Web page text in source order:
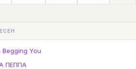
Begging You
ПЕППА